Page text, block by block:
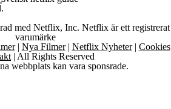
med Netflix, Inc. Netflix är ett registrerat
varumärke
| Nya Filmer| Netflix Nyheter| Cookies
| All Rights Reserved
webbplats kan vara sponsrade.